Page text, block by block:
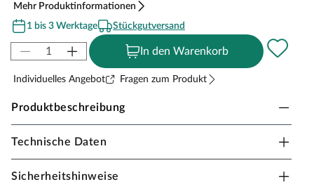
Mehr Produktinformationen
1 bis 3 Werktage
Stückgutversand
In den Warenkorb
Individuelles Angebot Fragen zum Produkt
Produktbeschreibung
WPC Zaunpfosten Silber 190 cm
extrem lange Haltbarkeit.
Technische Daten
Sicherheitshinweise